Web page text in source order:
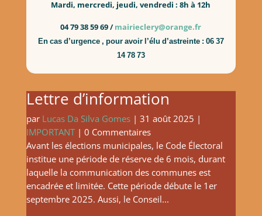
Mardi, mercredi, jeudi, vendredi : 8h à 12h
04 79 38 59 69 /mairieclery@orange.fr
En cas d’urgence , pour avoir l’élu d’astreinte : 06 37
14 78 73
Lettre d’information
par Lucas Da Silva Gomes| 31 août 2025 |
IMPORTANT| 0 Commentaires
Avant les élections municipales, le Code Électoral
institue une période de réserve de 6 mois, durant
laquelle la communication des communes est
encadrée et limitée. Cette période débute le 1er
septembre 2025. Aussi, le Conseil...